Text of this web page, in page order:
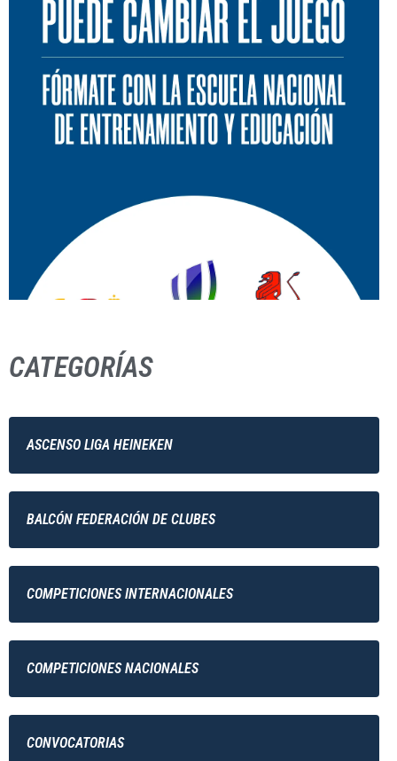
CATEGORÍAS
ASCENSO LIGA HEINEKEN
BALCÓN FEDERACIÓN DE CLUBES
COMPETICIONES INTERNACIONALES
COMPETICIONES NACIONALES
CONVOCATORIAS